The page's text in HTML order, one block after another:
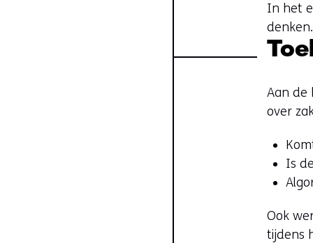
In het
denken.
Aan de
over
Is
Ook
tijdens